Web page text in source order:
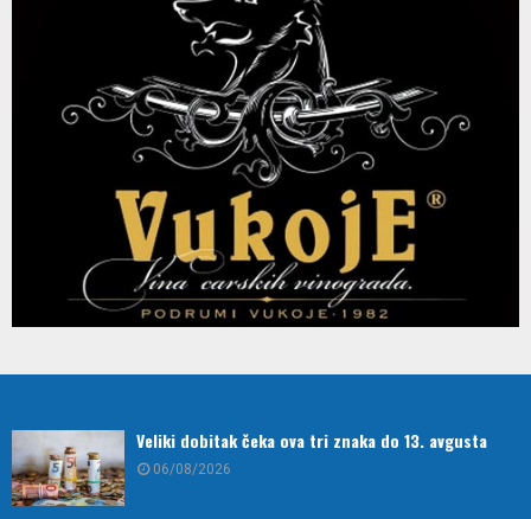
Veliki dobitak čeka ova tri znaka do 13. avgusta
06/08/2026